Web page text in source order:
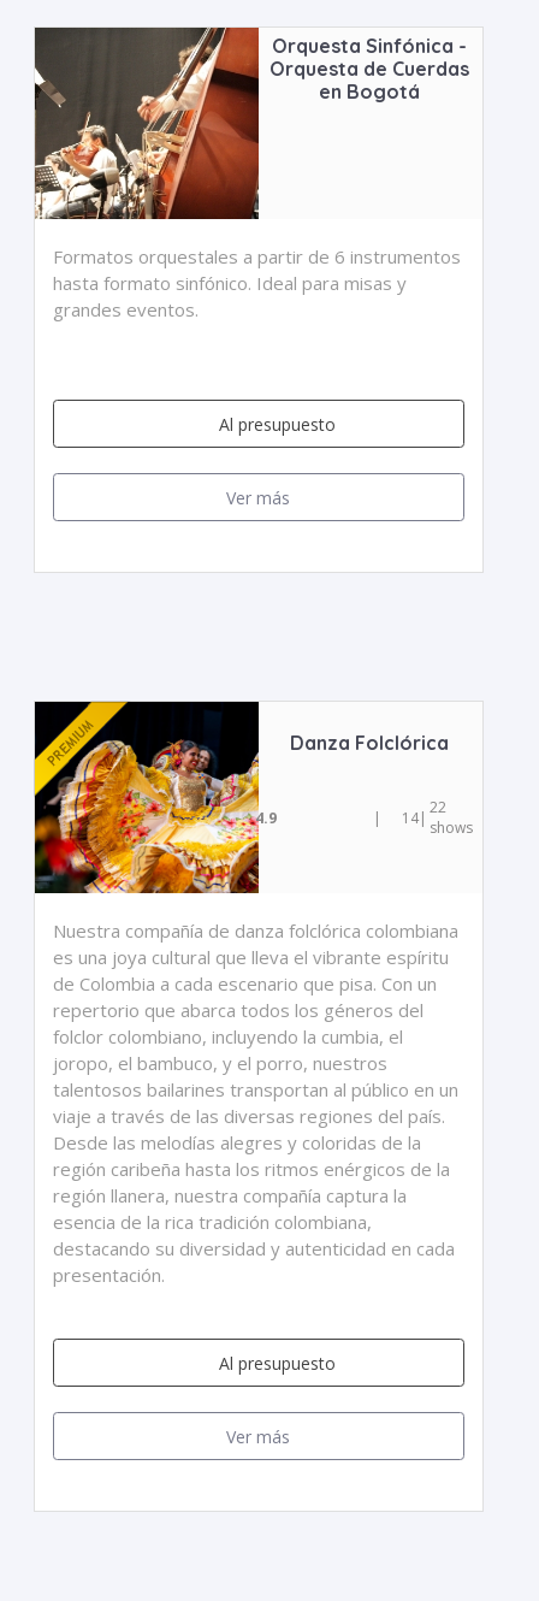
Orquesta Sinfónica -
Orquesta de Cuerdas
en Bogotá
Formatos orquestales a partir de 6 instrumentos
hasta formato sinfónico. Ideal para misas y
grandes eventos.
Al presupuesto
Ver más
Danza Folclórica
4.9 | 14| 22
shows
Nuestra compañía de danza folclórica colombiana
es una joya cultural que lleva el vibrante espíritu
de Colombia a cada escenario que pisa. Con un
repertorio que abarca todos los géneros del
folclor colombiano, incluyendo la cumbia, el
joropo, el bambuco, y el porro, nuestros
talentosos bailarines transportan al público en un
viaje a través de las diversas regiones del país.
Desde las melodías alegres y coloridas de la
región caribeña hasta los ritmos enérgicos de la
región llanera, nuestra compañía captura la
esencia de la rica tradición colombiana,
destacando su diversidad y autenticidad en cada
presentación.
Al presupuesto
Ver más